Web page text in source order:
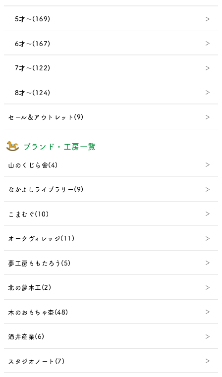
5才～(169)
6才～(167)
7才～(122)
8才～(124)
セール＆アウトレット(9)
ブランド・工房一覧
山のくじら舎(4)
なかよしライブラリー(9)
こまむぐ(10)
オークヴィレッジ(11)
夢工房ももたろう(5)
北の夢木工(2)
木のおもちゃ杢(48)
酒井産業(6)
スタジオノート(7)